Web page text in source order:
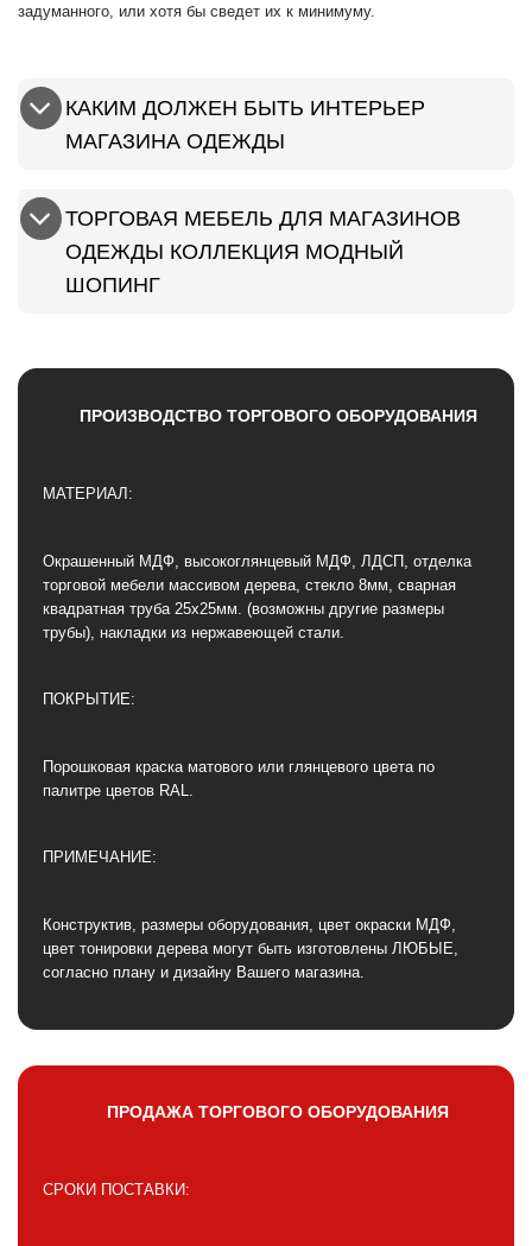
задуманного, или хотя бы сведет их к минимуму.
КАКИМ ДОЛЖЕН БЫТЬ ИНТЕРЬЕР
МАГАЗИНА ОДЕЖДЫ
ТОРГОВАЯ МЕБЕЛЬ ДЛЯ МАГАЗИНОВ
ОДЕЖДЫ КОЛЛЕКЦИЯ МОДНЫЙ
ШОПИНГ
ПРОИЗВОДСТВО ТОРГОВОГО ОБОРУДОВАНИЯ
МАТЕРИАЛ:
Окрашенный МДФ, высокоглянцевый МДФ, ЛДСП, отделка
торговой мебели массивом дерева, стекло 8мм, сварная
квадратная труба 25х25мм. (возможны другие размеры
трубы), накладки из нержавеющей стали.
ПОКРЫТИЕ:
Порошковая краска матового или глянцевого цвета по
палитре цветов RAL.
ПРИМЕЧАНИЕ:
Конструктив, размеры оборудования, цвет окраски МДФ,
цвет тонировки дерева могут быть изготовлены ЛЮБЫЕ,
согласно плану и дизайну Вашего магазина.
ПРОДАЖА ТОРГОВОГО ОБОРУДОВАНИЯ
СРОКИ ПОСТАВКИ: